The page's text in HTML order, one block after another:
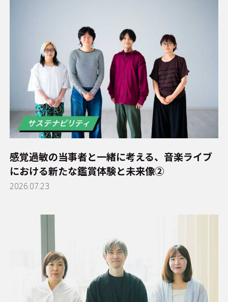
感覚過敏の当事者と一緒に考える、音楽ライブ
における新たな鑑賞体験と未来像②
2026.07.23